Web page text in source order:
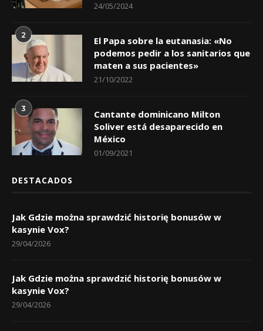
24/05/2024
2
El Papa sobre la eutanasia: «No
podemos pedir a los sanitarios que
maten a sus pacientes»
21/10/2022
3
Cantante dominicano Milton
Soliver está desaparecido en
México
01/09/2021
DESTACADOS
Jak Gdzie można sprawdzić historię bonusów w
kasynie Vox?
29/04/2026
Jak Gdzie można sprawdzić historię bonusów w
kasynie Vox?
29/04/2026